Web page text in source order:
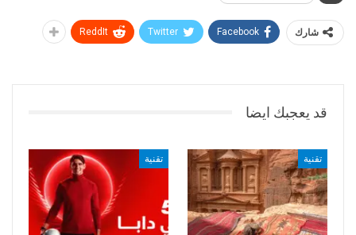
شارك Facebook
Twitter
ReddIt
قد يعجبك ايضا
تقنية تقنية